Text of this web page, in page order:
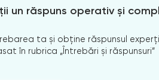
un răspuns operativ și
ta și obține răspunsul
în rubrica „Întrebări și răspunsuri”